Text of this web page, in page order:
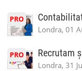
PRO
Londra, 01
PRO Recrutam
Londra, 31